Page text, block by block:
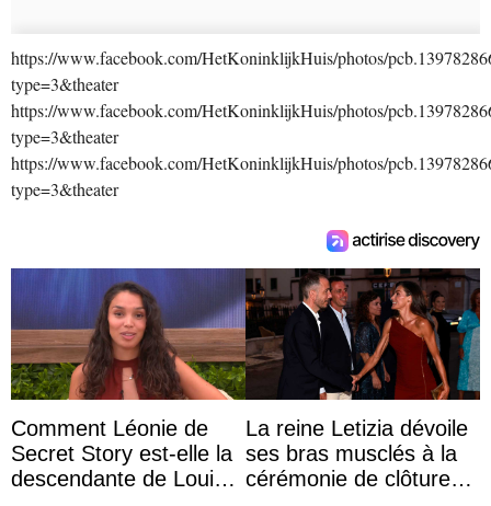
https://www.facebook.com/HetKoninklijkHuis/photos/
type=3&theater
https://www.facebook.com/HetKoninklijkHuis/photos/
type=3&theater
https://www.facebook.com/HetKoninklijkHuis/photos/
type=3&theater
Comment Léonie de
Secret Story est-elle la
descendante de Louis
La reine Letizia dévoile
ses bras musclés à la
cérémonie de clôture